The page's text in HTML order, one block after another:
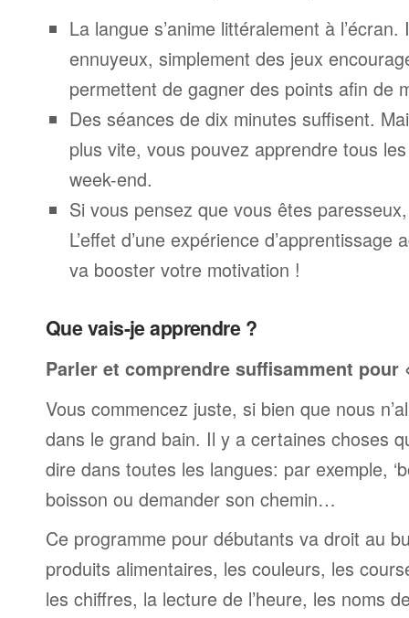
La langue s’anime littéralement à l’écran.
ennuyeux, simplement des jeux
permettent de gagner des points afin de
Des séances de dix minutes suffisent.
plus vite, vous pouvez apprendre tous
week-end.
Si vous pensez que vous êtes
L’effet d’une expérience
va booster votre motivation !
Que vais-je apprendre ?
Parler et comprendre suffisamment pour
Vous commencez juste, si bien que nous
dans le grand bain. Il y a certaines choses
dire dans toutes les langues: par exemple,
boisson ou demander son chemin…
Ce programme pour débutants va droit au
produits alimentaires, les couleurs, les
les chiffres, la lecture de l’heure, les noms